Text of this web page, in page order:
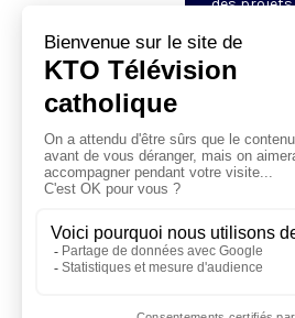
fragiles,
le monde.